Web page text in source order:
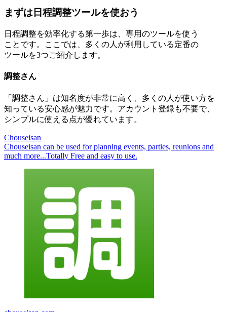
まずは 日程調整ツールを使おう
日程調整を効率化する第一歩は、 専用のツールを使う
ことです。
ここでは、 多くの人が利用している定番の
ツールを3つご紹介します。
調整さん
「調整さん」は知名度が非常に高く、 多くの人が使い方を
知っている安心感が魅力です。 アカウント登録も不要で、
シンプルに使える 点が優れています。
Chouseisan
Chouseisan can be used for planning events, parties, reunions and
much more...Totally Free and easy to use.